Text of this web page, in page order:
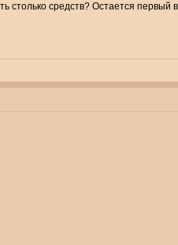
средств? Остается первый